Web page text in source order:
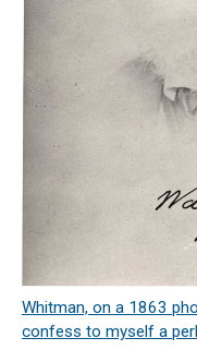
Whitman, on a 1863
confess to myself a